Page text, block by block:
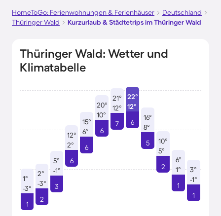
HomeToGo: Ferienwohnungen & Ferienhäuser
Deutschland
Thüringer Wald
Kurzurlaub & Städtetrips im Thüringer Wald
Thüringer Wald: Wetter und
Klimatabelle
1°
-3°
1
2°
-3°
2
5°
-1°
3
12°
2°
6
15°
6°
6
20°
10°
6
21°
12°
7
22°
12°
6
16°
8°
5
10°
5°
2
6°
1°
1
3°
-1°
1